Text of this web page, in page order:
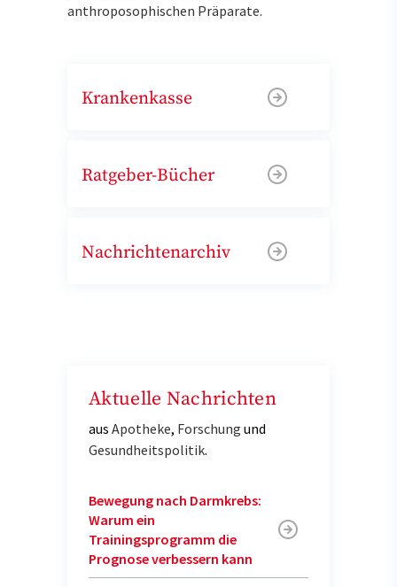
anthroposophischen Präparate.
Krankenkasse
Ratgeber-Bücher
Nachrichtenarchiv
Aktuelle Nachrichten
aus Apotheke, Forschung und
Gesundheitspolitik.
Bewegung nach Darmkrebs:
Warum ein
Trainingsprogramm die
Prognose verbessern kann